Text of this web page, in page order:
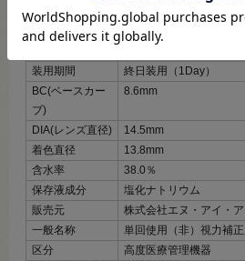
度数展開
±0.00～‐8.00
内容数量
1箱6枚入
装用期間
終日装用（1Day）
BC(ベースカー
ブ)
8.6mm
DIA(レンズ直径)
14.5mm
着色直径
13.8mm
含水率
38.0％
保存液成分
塩化ナトリウム
販売元
株式会社エヌ・アイ・ア
一般名称
単回使用（非）視力補
区分
高度医療管理機器